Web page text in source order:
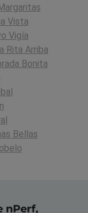
Vista
Vigía
Rita Arriba
Bonita
Bellas
nPerf,